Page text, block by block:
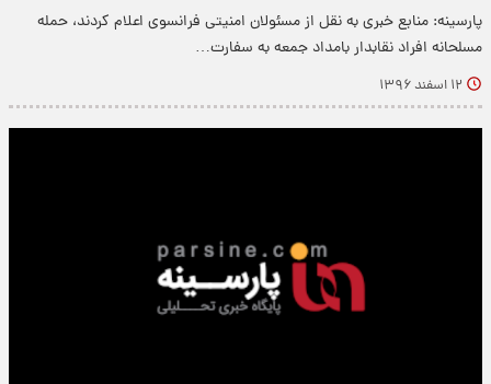
پارسینه: منابع خبری به نقل از مسئولان امنیتی فرانسوی اعلام کردند، حمله
مسلحانه افراد نقابدار بامداد جمعه به سفارت…
۱۲ اسفند ۱۳۹۶